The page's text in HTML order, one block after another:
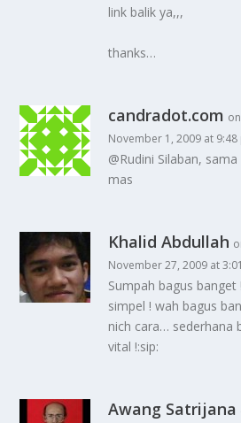
link balik ya,,,
thanks…
candradot.com on
November 1, 2009 at 9:48
@Rudini Silaban,
mas
Khalid Abdullah
November 27, 2009 at
Sumpah bagus banget
simpel ! wah bagus
nich cara… sederhana
vital !:sip:
Awang Satrijana